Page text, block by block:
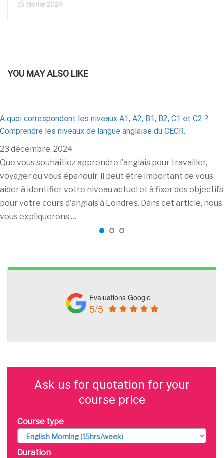
15 février 2024
YOU MAY ALSO LIKE
A quoi correspondent les niveaux A1, A2, B1, B2, C1 et C2 ?
Comprendre les niveaux de langue anglaise du CECR.
23 décembre, 2024
Que vous souhaitiez apprendre l’anglais pour travailler,
voyager ou vous épanouir, il peut être important de vous
aider à identifier votre niveau actuel et à fixer des objectifs
pour votre cours d’anglais à Londres. Dans cet article, nous
vous expliquerons …
Evaluations Google
5/5
Ask us for quotation for your
course price
Course type
Duration